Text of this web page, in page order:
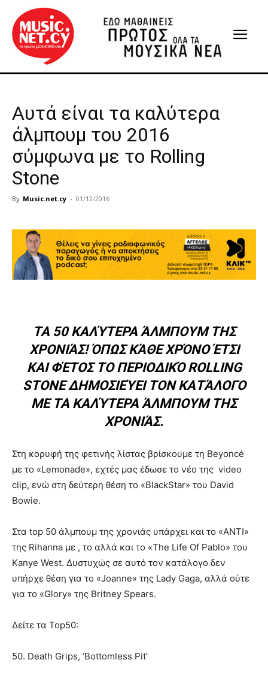
Αυτά είναι τα καλύτερα
άλμπουμ του 2016
σύμφωνα με το Rolling
Stone
By Music.net.cy - 01/12/2016
ΤΑ 50 ΚΑΛΎΤΕΡΑ ΆΛΜΠΟΥΜ ΤΗΣ
ΧΡΟΝΙΆΣ! ΌΠΩΣ ΚΆΘΕ ΧΡΌΝΟ ΈΤΣΙ
ΚΑΙ ΦΈΤΟΣ ΤΟ ΠΕΡΙΟΔΙΚΌ ROLLING
STONE ΔΗΜΟΣΙΕΎΕΙ ΤΟΝ ΚΑΤΆΛΟΓΟ
ΜΕ ΤΑ ΚΑΛΎΤΕΡΑ ΆΛΜΠΟΥΜ ΤΗΣ
ΧΡΟΝΙΆΣ.
Στη κορυφή της φετινής λίστας βρίσκουμε τη Beyoncé
με το «Lemonade», εχτές μας έδωσε το νέο της video
clip, ενώ στη δεύτερη θέση το «BlackStar» του David
Bowie.
Στα top 50 άλμπουμ της χρονιάς υπάρχει και το «ANTI»
της Rihanna με , το αλλά και το «The Life Of Pablo» του
Kanye West. Δυστυχώς σε αυτό τον κατάλογο δεν
υπήρχε θέση για το «Joanne» της Lady Gaga, αλλά ούτε
για το «Glory» της Britney Spears.
Δείτε τα Top50:
50. Death Grips, ‘Bottomless Pit’